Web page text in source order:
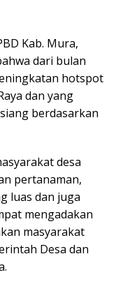
Kab. Mura,
dari bulan
hotspot
dan yang
berdasarkan
desa
pertanaman,
luas dan juga
mengadakan
masyarakat
Desa dan